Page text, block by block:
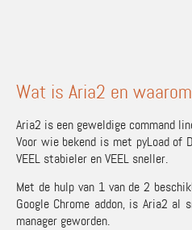
Wat is Aria2 en
Aria2 is een geweldige command
Voor wie bekend is met pyLoad
VEEL stabieler en VEEL sneller.
Met de hulp van 1 van de 2
Google Chrome addon, is Aria2 al
manager geworden.